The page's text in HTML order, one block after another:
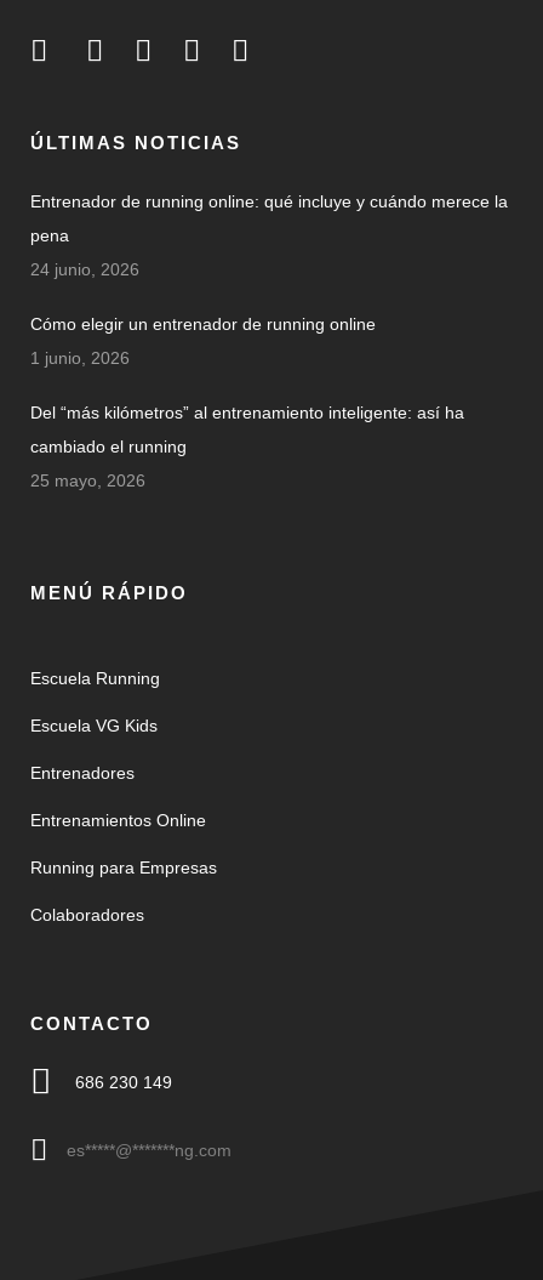
ÚLTIMAS NOTICIAS
Entrenador de running online: qué incluye y cuándo merece la
pena
24 junio, 2026
Cómo elegir un entrenador de running online
1 junio, 2026
Del “más kilómetros” al entrenamiento inteligente: así ha
cambiado el running
25 mayo, 2026
MENÚ RÁPIDO
Escuela Running
Escuela VG Kids
Entrenadores
Entrenamientos Online
Running para Empresas
Colaboradores
CONTACTO
686 230 149
es*****@*******ng.com